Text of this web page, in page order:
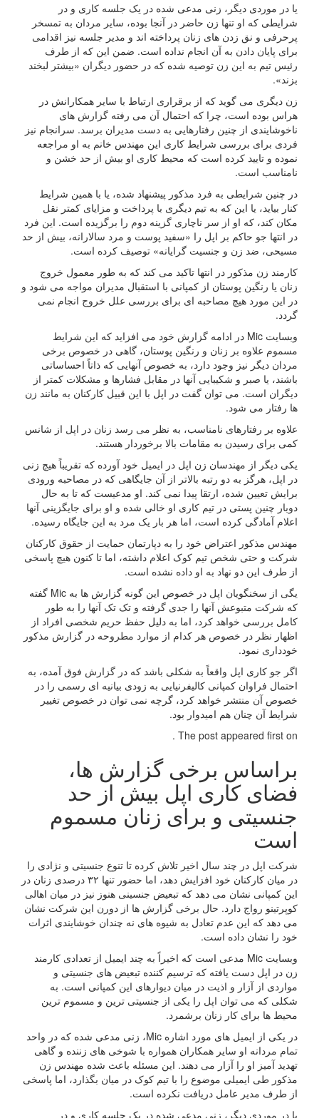
یا در موردی دیگر، زنی مدعی شده در یک جلسه کاری و در
شرایطی که او تنها زن حاضر در آنجا بوده، سایر مردان به تمسخر
پرحرفی و نق زدن های زنان پرداخته اند و مدیر جلسه نیز اقدامی
برای پایان دادن به آن انجام نداده است. ضمن این که از طرف
رئیس تیم به این زن توصیه شده که در حضور دیگران «بیشتر لبخند
بزند».
زن دیگری می گوید که از برقراری ارتباط با سایر همکارانش در
هراس بوده است، چرا که احتمال آن می رفته گزارش های
ناخوشایندی از چنین رفتارهایی به دست مدیران برسد. سرانجام نیز
فردی برای بررسی شرایط کاری این مهندس خانم به او مراجعه
نموده و تایید کرده است که محیط کاری او بیش از حد خشن و
نامناسب است.
در چنین شرایطی به فرد مذکور پیشنهاد شده، یا با همین شرایط
کنار بیاید، یا این که به تیم دیگری با پرداخت و مزایای کمتر نقل
مکان کند، که او از سر ناچاری گزینه دوم را برگزیده است. این فرد
در انتها جو حاکم بر اپل را «سفید پوست و مرد سالارانه، بیش از حد
مسیحی، ضد زن و جنسیت گرایانه» توصیف کرده است.
کارمند زن مذکور در انتها تاکید می کند که به طور معمول خروج
زنان یا رنگین پوستان از کمپانی با استقبال مدیران مواجه می شود و
در این مورد هیچ مصاحبه ای برای بررسی علل خروج انجام نمی
گردد.
وبسایت Mic در ادامه گزارش خود می افزاید که این شرایط
مسموم علاوه بر زنان و رنگین پوستان، گاهی در خصوص برخی
مردان دیگر نیز وجود دارد، به خصوص آنهایی که ذاتاً احساساتی
باشند، یا صبر و شکیبایی آنها در مقابل فشارها و مشکلات کمتر از
دیگران است. می توان گفت در اپل با این قبیل کارکنان به مانند زن
ها رفتار می شود.
علاوه بر رفتارهای نامناسب، به نظر می رسد زنان در اپل از شانس
کمی برای رسیدن به مقامات بالا برخوردار هستند.
یکی دیگر از مهندسان زن اپل در ایمیل خود آورده که تقریباً هیچ زنی
در اپل، هرگز به دو رتبه بالاتر از آن جایگاهی که در مصاحبه ورودی
برایش تعیین شده، ارتقا پیدا نمی کند. او مدعیست که تا به حال
دوبار چنین پستی در تیم کاری او خالی شده و او برای جایگزینی آنها
اعلام آمادگی کرده است، اما هر بار یک مرد به این جایگاه رسیده.
مهندس مذکور اعتراض خود را به دپارتمان حمایت از حقوق کارکنان
شرکت و حتی شخص تیم کوک اعلام داشته، اما تا کنون هیچ پاسخی
از طرف این دو نهاد به او داده نشده است.
یگی از سخنگویان اپل در خصوص این گونه گزارش ها به Mic گفته
که شرکت متبوعش آنها را جدی گرفته و تک تک آنها را به طور
کامل بررسی خواهد کرد، اما به دلیل حفظ حریم شخصی افراد از
اظهار نظر در خصوص هر کدام از موارد مطروحه در گزارش مذکور
خودداری نمود.
اگر جو کاری اپل واقعاً به شکلی باشد که در گزارش فوق آمده، به
احتمال فراوان کمپانی کالیفرنیایی به زودی بیانیه ای رسمی را در
خصوص آن منتشر خواهد کرد، گرچه نمی توان در خصوص تغییر
شرایط آن چنان هم امیدوار بود.
The post appeared first on .
براساس برخی گزارش ها،
فضای کاری اپل بیش از حد
جنسیتی و برای زنان مسموم
است
شرکت اپل در چند سال اخیر تلاش کرده تا تنوع جنسیتی و نژادی را
در میان کارکنان خود افزایش دهد،‌ اما حضور تنها ۳۲ درصدی زنان در
این کمپانی نشان می دهد که تبعیض جنسینی هنوز نیز در میان اهالی
کوپرتینو رواج دارد. حال برخی گزارش ها از دورن این شرکت نشان
می دهد که این عدم تعادل به شیوه های نه چندان خوشایندی اثرات
خود را نشان داده است.
وبسایت Mic مدعی است که اخیراً به چند ایمیل از تعدادی کارمند
زن در اپل دست یافته که ترسیم کننده تبعیض های جنسیتی و
مواردی از آزار و اذیت در میان دیوارهای این کمپانی است. به
شکلی که می توان اپل را یکی از جنسیتی ترین و مسموم ترین
محیط ها برای کار زنان برشمرد.
در یکی از ایمیل های مورد اشاره Mic، زنی مدعی شده که در واحد
تمام مردانه او سایر همکاران همواره با شوخی های زننده و گاهی
تهدید آمیز او را آزار می دهند. این مسئله باعث شده مهندس زن
مذکور طی ایمیلی موضوع را با تیم کوک در میان بگذارد، اما پاسخی
از طرف مدیر عامل دریافت نکرده است.
یا در موردی دیگر، زنی مدعی شده در یک جلسه کاری و در